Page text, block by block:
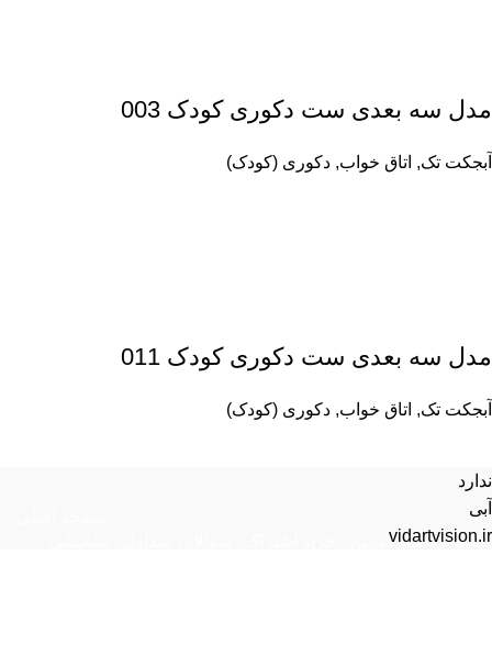
مدل سه بعدی ست دکوری کودک 003
آبجکت تک, اتاق خواب, دکوری (کودک)
مدل سه بعدی ست دکوری کودک 011
آبجکت تک, اتاق خواب, دکوری (کودک)
ندارد
آبی
vidartvision.ir
تماس با ما
قوانین